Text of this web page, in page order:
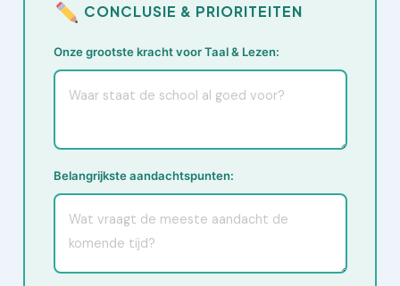
CONCLUSIE & PRIORITEITEN
Onze grootste kracht voor Taal & Lezen:
Belangrijkste aandachtspunten: